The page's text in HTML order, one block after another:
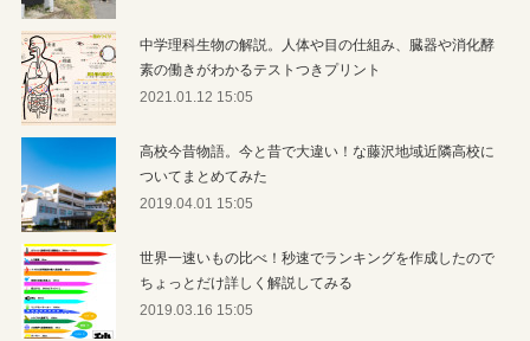
中学理科生物の解説。人体や目の仕組み、臓器や消化酵
素の働きがわかるテストつきプリント
2021.01.12 15:05
高校今昔物語。今と昔で大違い！な藤沢地域近隣高校に
ついてまとめてみた
2019.04.01 15:05
世界一速いもの比べ！秒速でランキングを作成したので
ちょっとだけ詳しく解説してみる
2019.03.16 15:05